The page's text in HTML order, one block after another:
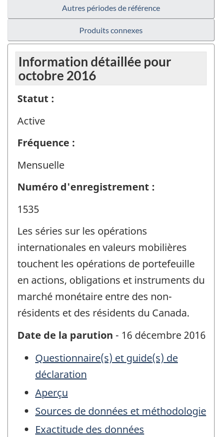
Autres périodes de référence
Produits connexes
Information détaillée pour
octobre 2016
Statut :
Active
Fréquence :
Mensuelle
Numéro d'enregistrement :
1535
Les séries sur les opérations
internationales en valeurs mobilières
touchent les opérations de portefeuille
en actions, obligations et instruments du
marché monétaire entre des non-
résidents et des résidents du Canada.
Date de la parution - 16 décembre 2016
Questionnaire(s) et guide(s) de
déclaration
Aperçu
Sources de données et méthodologie
Exactitude des données